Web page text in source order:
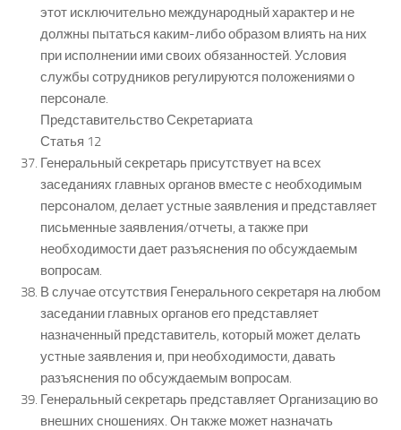
этот исключительно международный характер и не
должны пытаться каким-либо образом влиять на них
при исполнении ими своих обязанностей. Условия
службы сотрудников регулируются положениями о
персонале.
Представительство Секретариата
Статья 12
Генеральный секретарь присутствует на всех
заседаниях главных органов вместе с необходимым
персоналом, делает устные заявления и представляет
письменные заявления/отчеты, а также при
необходимости дает разъяснения по обсуждаемым
вопросам.
В случае отсутствия Генерального секретаря на любом
заседании главных органов его представляет
назначенный представитель, который может делать
устные заявления и, при необходимости, давать
разъяснения по обсуждаемым вопросам.
Генеральный секретарь представляет Организацию во
внешних сношениях. Он также может назначать